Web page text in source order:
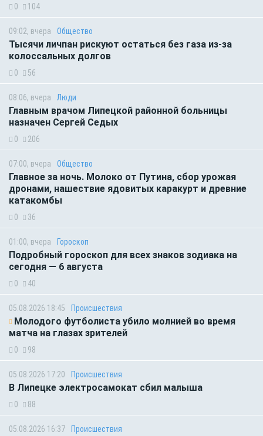
0 104
09:02, вчера Общество
Тысячи личпан рискуют остаться без газа из-за
колоссальных долгов
0 56
08:06, вчера Люди
Главным врачом Липецкой районной больницы
назначен Сергей Седых
0 206
07:00, вчера Общество
Главное за ночь. Молоко от Путина, сбор урожая
дронами, нашествие ядовитых каракурт и древние
катакомбы
0 36
01:00, вчера Гороскоп
Подробный гороскоп для всех знаков зодиака на
сегодня — 6 августа
0 40
05.08.2026 18:45 Происшествия
Молодого футболиста убило молнией во время
матча на глазах зрителей
0 98
05.08.2026 17:20 Происшествия
В Липецке электросамокат сбил малыша
0 88
05.08.2026 16:37 Происшествия